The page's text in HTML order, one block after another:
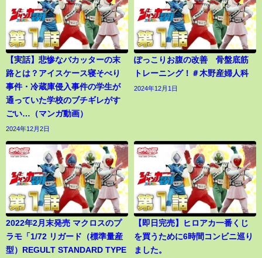
【実話】悲惨なバカッターの末
路とは？アイスケース寝そべり
事件・冷蔵庫侵入事件の学生が
通っていた学校のブチギレがす
ごい…（マンガ動画）
2024年12月2日
ぽっこりお腹の改善 骨盤底筋
トレーニング！＃木野産婦人科
2024年12月1日
2022年2月末発売 マクロスのプ
ラモ「1/72 リガード（標準量産
型）REGULT STANDARD TYPE
【即日完売】ヒロアカ一番くじ
を買うために6時間コンビニ巡り
ました。